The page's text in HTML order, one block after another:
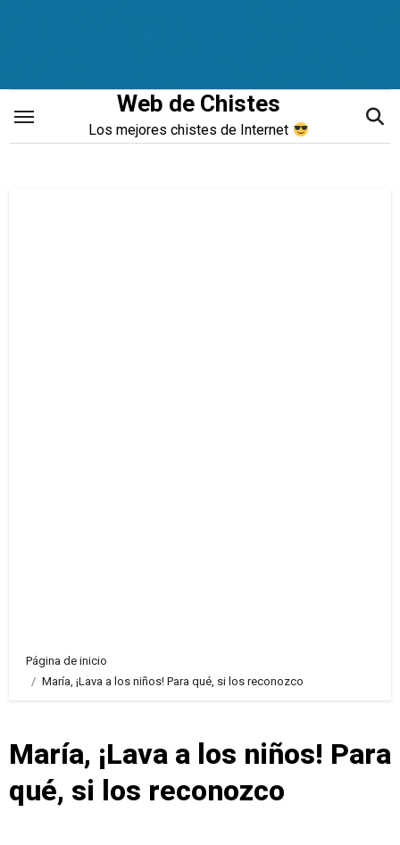
Web de Chistes
Los mejores chistes de Internet
Página de inicio
María, ¡Lava a los niños! Para qué, si los reconozco
María, ¡Lava a los niños! Para
qué, si los reconozco